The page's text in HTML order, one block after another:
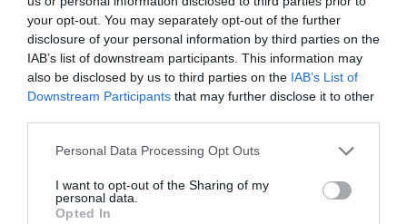
your opt-out. You may separately opt-out of the further
disclosure of your personal information by third parties on the
IAB’s list of downstream participants. This information may
also be disclosed by us to third parties on the IAB’s List of
Downstream Participants that may further disclose it to other
Personal Data Processing Opt Outs
I want to opt-out of the Sharing of my
personal data.
Opted In